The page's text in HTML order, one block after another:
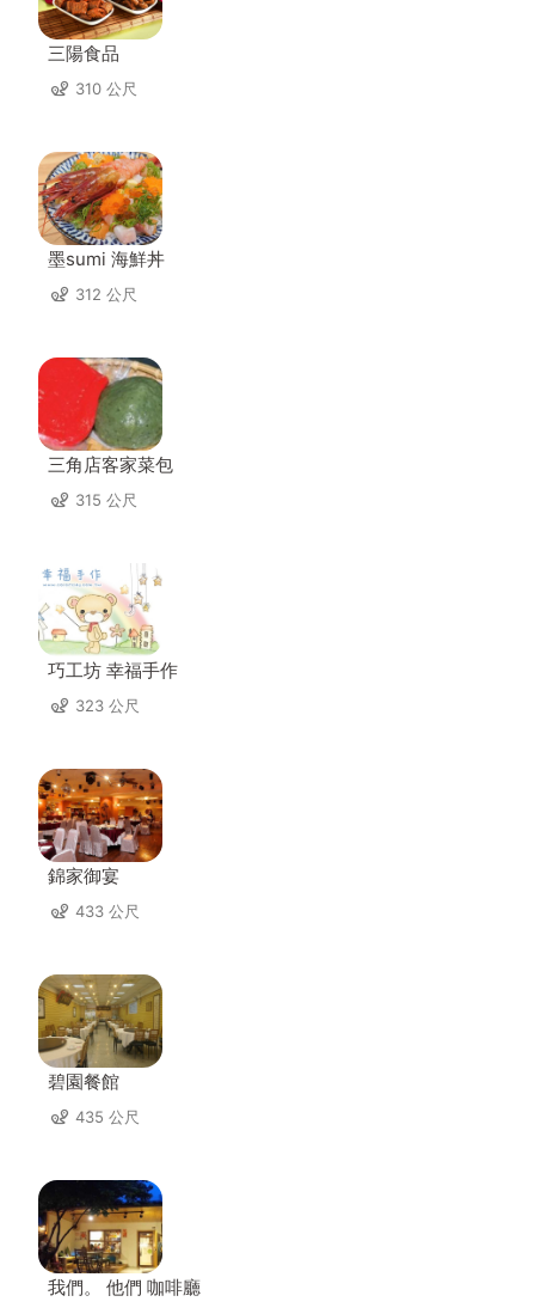
三陽食品
310 公尺
墨sumi 海鮮丼
312 公尺
三角店客家菜包
315 公尺
巧工坊 幸福手作
323 公尺
錦家御宴
433 公尺
碧園餐館
435 公尺
我們。 他們 咖啡廳